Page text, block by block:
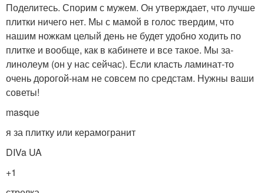
Поделитесь. Спорим с мужем. Он утверждает, что лучше
плитки ничего нет. Мы с мамой в голос твердим, что
нашим ножкам целый день не будет удобно ходить по
плитке и вообще, как в кабинете и все такое. Мы за-
линолеум (он у нас сейчас). Если класть ламинат-то
очень дорогой-нам не совсем по средстам. Нужны ваши
советы!
masque
я за плитку или керамогранит
DIVa UA
+1